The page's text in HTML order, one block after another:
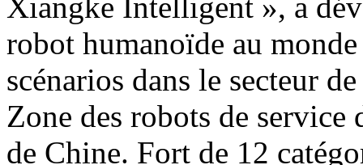
robot humanoïde au
scénarios dans le secteur
Zone des robots de
de Chine. Fort de 12